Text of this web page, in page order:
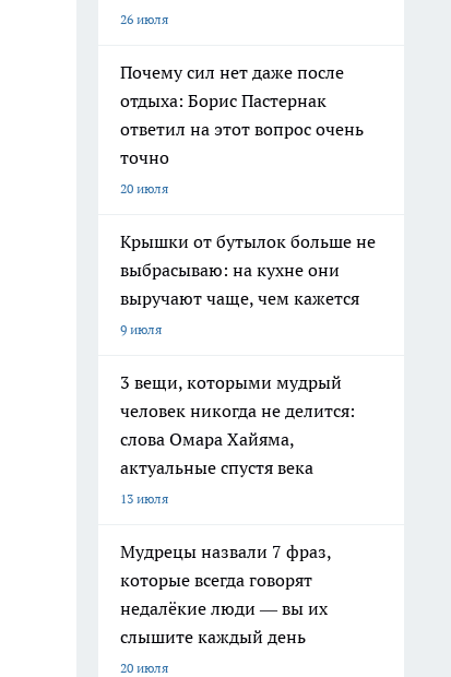
26 июля
Почему сил нет даже после
отдыха: Борис Пастернак
ответил на этот вопрос очень
точно
20 июля
Крышки от бутылок больше не
выбрасываю: на кухне они
выручают чаще, чем кажется
9 июля
3 вещи, которыми мудрый
человек никогда не делится:
слова Омара Хайяма,
актуальные спустя века
13 июля
Мудрецы назвали 7 фраз,
которые всегда говорят
недалёкие люди — вы их
слышите каждый день
20 июля